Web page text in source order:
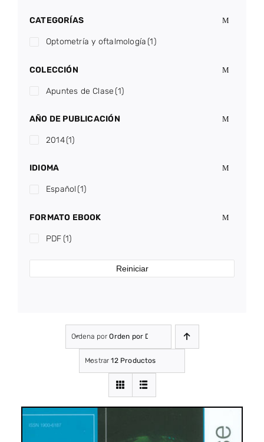
CATEGORÍAS
Optometría y oftalmología(1)
COLECCIÓN
Apuntes de Clase(1)
AÑO DE PUBLICACIÓN
2014(1)
IDIOMA
Español (1)
FORMATO EBOOK
PDF(1)
Reiniciar
Ordena porOrden por Defecto
Mostrar12 Productos